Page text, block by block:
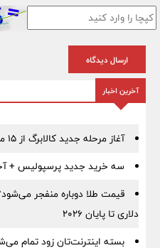
ارسال دیدگاه
آخرین اخبار
آغاز مرحله جدید کالابرگ از ۱۵ مردادماه
سه خرید جدید پرسپولیس +
دلاری تا پایان ۲۰۲۶
بسته اینترنت‌تان زود تمام